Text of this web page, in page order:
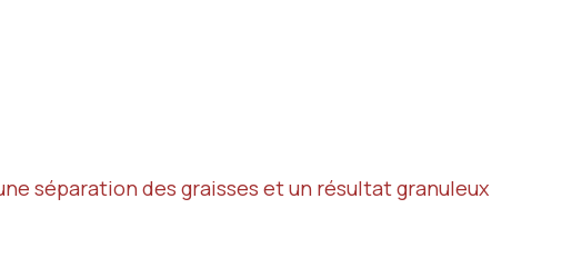
séparation des graisses et un résultat granuleux